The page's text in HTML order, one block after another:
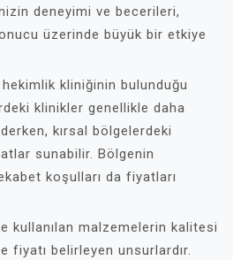
deneyimi ve becerileri,
üzerinde büyük bir etkiye
kliniğinin bulunduğu
klinikler genellikle daha
kırsal bölgelerdeki
sunabilir. Bölgenin
koşulları da fiyatları
kullanılan malzemelerin kalitesi
fiyatı belirleyen unsurlardır.